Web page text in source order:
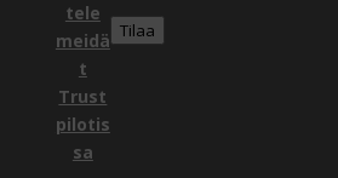
tele
meidä
t
Trust
pilotis
sa
Tilaa